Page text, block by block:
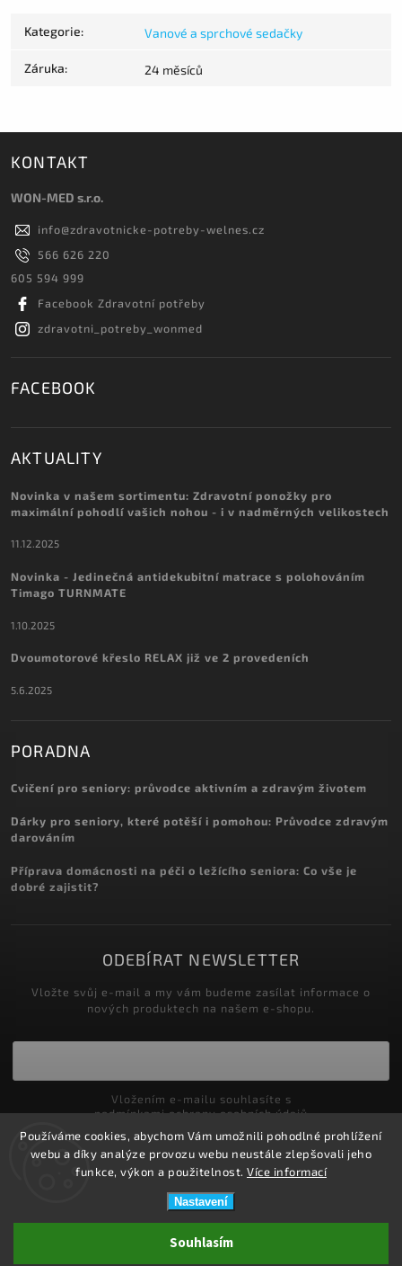
Používáme cookies, abychom Vám umožnili pohodlné prohlížení
webu a díky analýze provozu webu neustále zlepšovali jeho
funkce, výkon a použitelnost. Více informací
Nastavení
Souhlasím
Kategorie: Vanové a sprchové sedačky
Záruka: 24 měsíců
KONTAKT
WON-MED s.r.o.
info@zdravotnicke-potreby-welnes.cz
566 626 220
605 594 999
Facebook Zdravotní potřeby
zdravotni_potreby_wonmed
FACEBOOK
AKTUALITY
Novinka v našem sortimentu: Zdravotní ponožky pro
maximální pohodlí vašich nohou - i v nadměrných velikostech
11.12.2025
Novinka - Jedinečná antidekubitní matrace s polohováním
Timago TURNMATE
1.10.2025
Dvoumotorové křeslo RELAX již ve 2 provedeních
5.6.2025
PORADNA
Cvičení pro seniory: průvodce aktivním a zdravým životem
Dárky pro seniory, které potěší i pomohou: Průvodce zdravým
darováním
Příprava domácnosti na péči o ležícího seniora: Co vše je
dobré zajistit?
ODEBÍRAT NEWSLETTER
Vložte svůj e-mail a my vám budeme zasílat informace o
nových produktech na našem e-shopu.
podmínkami ochrany osobních údajů
Přihlásit se
ZDRAVOTNÍ POTŘEBY DRDLOVÁ